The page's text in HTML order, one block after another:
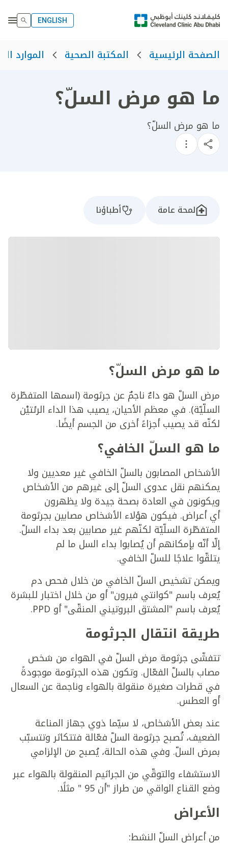
ENGLISH
الصفحة الرئيسية المكتبة الصحية الموارد
ما هو مرض السلّ؟
ما هو مرض السلّ؟
لمحة عامة أطباؤنا
ما هو مرض السلّ؟
مرض السلّ هو داءٌ ناجمٌ عن جرثومة (اسمها المتفطّرة
السلّيّة). في معظم الأحيان، يصيب هذا الداء الرئتيْن
لكنّه قد يصيب أجزاءً أخرى من الجسم أيضًا.
ما هو السلّ الخافي؟
الأشخاص المصابون بالسلّ الخافي غير معديين ولا
يمكنهم نقل عدوى السلّ إلى غيرهم من الأشخاص
ويكونون في العادة بصحة جيدة ولا يظهرون
أي أعراض. فيكون هؤلاء الأشخاص مصابين بجرثومة
المتفطّرة السلّيّة لكنّهم غير مصابين بعد بداء السلّ.
إلّا أنّه بإمكانهم أن يُصابوا بداء السل ما لم
يتلقّوا علاجًا للسلّ الخافي.
ويمكن تشخيص السلّ الخافي من خلال فحص دم
يُعرف باسم "كوانتي فيرون" أو من خلال اختبار للبشرة
يُعرف باسم "المشتق البروتيني المنقّى" أو PPD.
طريقة انتقال الجرثومة
تتفشّى جرثومة مرض السلّ في الهواء من شخص
مصاب بالسلّ الفعّال. وتكون هذه الجرثومة موجودةً
في قطرات صغيرة منقولة بالهواء وناجمة عن السعال
أو العطس.
عند بعض الأشخاص، لا سيّما ذوي جهاز المناعة
الضعيف، تُصبح جرثومة السلّ فعّالة فتتكاثر وتتسبّب
بمرض السلّ. وفي هذه الحالة، يُصبح من الإلزامي
الاستشفاء والتوقّي من الجراثيم المنقولة بالهواء عبر
وضع القناع الواقي من طراز "أن 95 " مثلًا.
الأعراض
من أعراض السلّ النشط: